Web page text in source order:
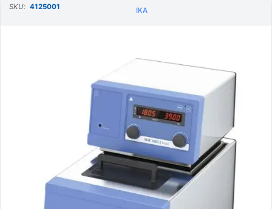
SKU: 4125001 IKA